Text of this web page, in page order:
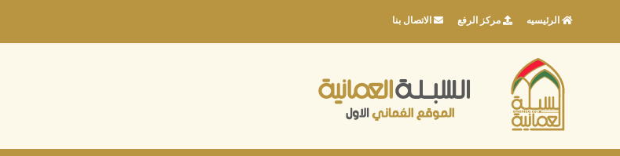
الرئيسيه مركز الرفع الاتصال بنا